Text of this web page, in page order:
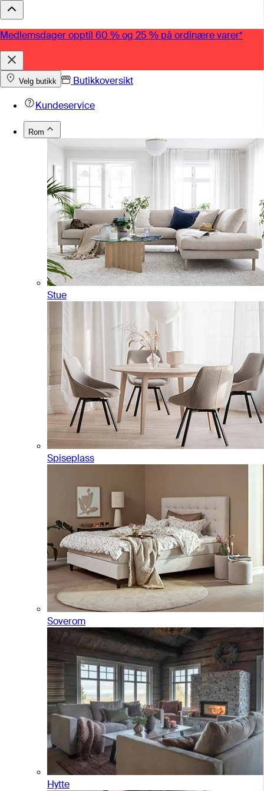
Medlemsdager opptil 60 % og 25 % på ordinære varer*
Velg butikk
Butikkoversikt
Kundeservice
Rom
Stue
Spiseplass
Soverom
Hytte